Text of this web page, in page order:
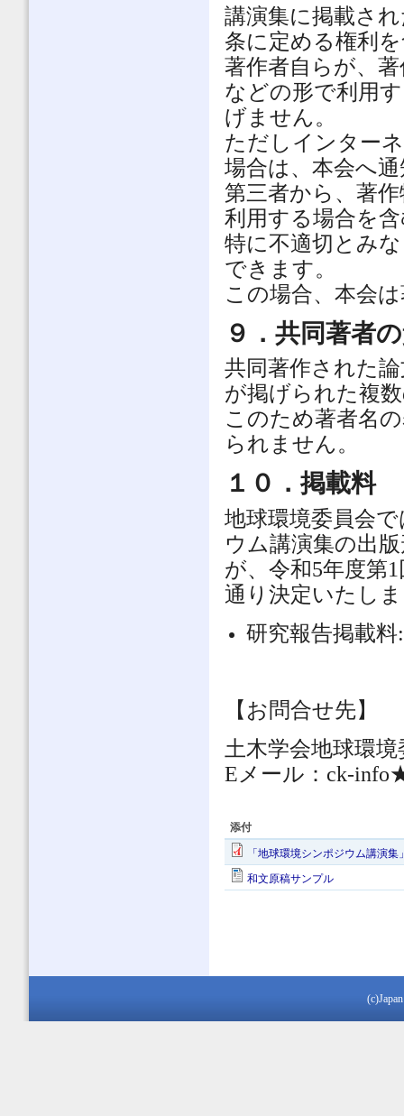
講演集に掲載さ
条に定める権利
著作者自らが、
などの形で利用
げません。
ただしインター
場合は、本会へ
第三者から、著
利用する場合を
特に不適切とみ
できます。
この場合、本会
９．共同著者
共同著作された
が掲げられた複
このため著者名
られません。
１０．掲載料
地球環境委員会
ウム講演集の出
が、令和5年度第
通り決定いたし
研究報告掲載料
【お問合せ先】
土木学会地球環
Eメール：ck-
添付
「地球環境シンポジウム講演
和文原稿サンプル